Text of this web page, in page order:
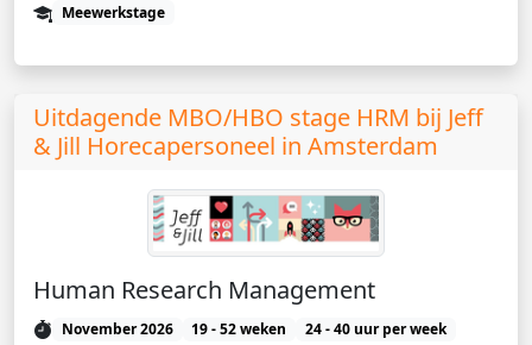
Meewerkstage
Uitdagende MBO/HBO stage HRM bij Jeff
& Jill Horecapersoneel in Amsterdam
Human Research Management
November 2026 19 - 52 weken
24 - 40 uur per week